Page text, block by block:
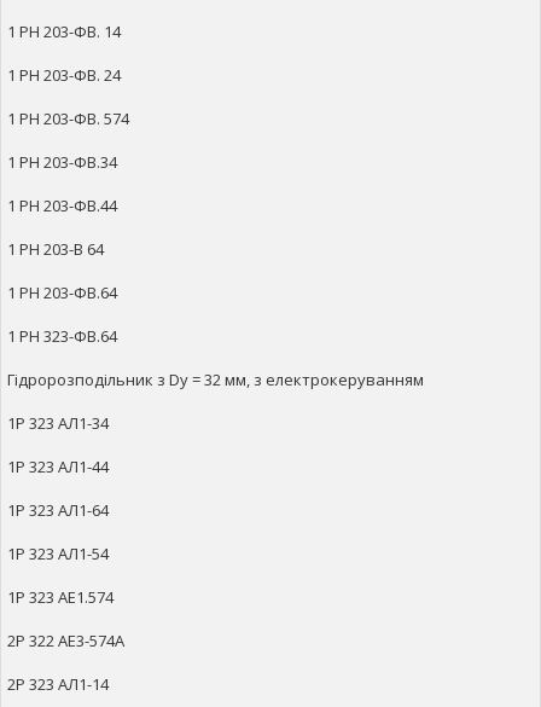
1 РН 203-ФВ. 14
1 РН 203-ФВ. 24
1 РН 203-ФВ. 574
1 РН 203-ФВ.34
1 РН 203-ФВ.44
1 РН 203-В 64
1 РН 203-ФВ.64
1 РН 323-ФВ.64
Гідророзподільник з Dy = 32 мм, з електрокеруванням
1Р 323 АЛ1-34
1Р 323 АЛ1-44
1Р 323 АЛ1-64
1Р 323 АЛ1-54
1Р 323 АЕ1.574
2Р 322 АЕ3-574А
2Р 323 АЛ1-14